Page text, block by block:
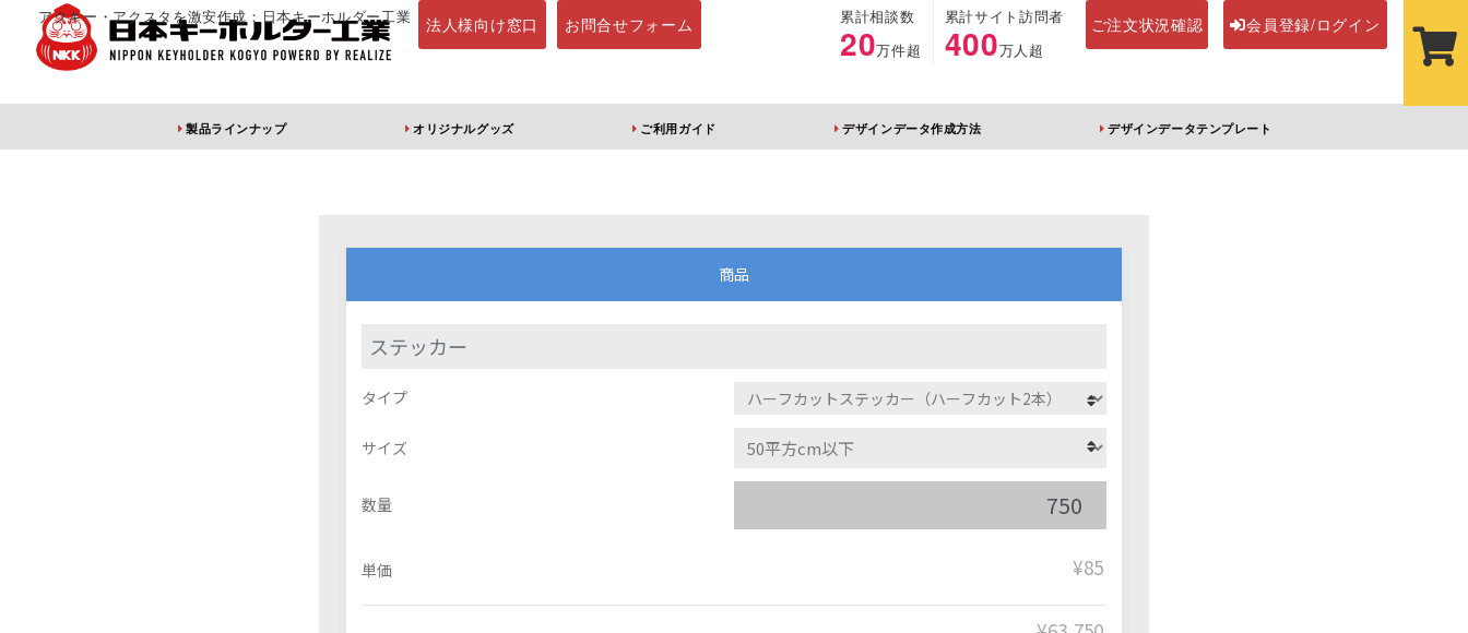
アクキー・アクスタを激安作成：日本キーホルダー工業 法人様向け窓口 お問合せフォーム 累計相談数
20万件超
累計サイト訪問者
400万人超
ご注文状況確認 会員登録/ログイン
製品ラインナップ オリジナルグッズ ご利用ガイド デザインデータ作成方法 デザインデータテンプレート
アクリルキーホルダー
アクリルスタンド 片
ふりふりキーホルダー
オーロラアクリルキー
商品
ステッカー
タイプ
サイズ
数量
単価 ¥85